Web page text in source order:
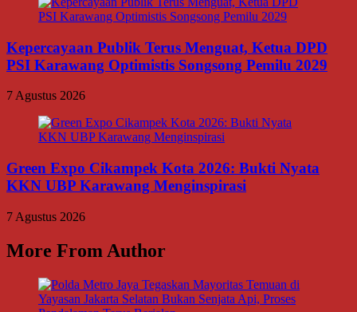
Kepercayaan Publik Terus Menguat, Ketua DPD
PSI Karawang Optimistis Songsong Pemilu 2029
7 Agustus 2026
Green Expo Cikampek Kota 2026: Bukti Nyata
KKN UBP Karawang Menginspirasi
7 Agustus 2026
More From Author